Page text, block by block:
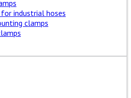
industrial hoses
clamps